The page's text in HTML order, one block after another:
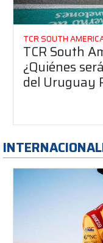
TCR SOUTH
TCR South
¿Quiénes
del Uruguay